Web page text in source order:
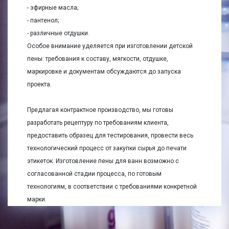
- эфирные масла;
- пантенол;
- различные отдушки.
Особое внимание уделяется при изготовлении детской
пены: требования к составу, мягкости, отдушке,
маркировке и документам обсуждаются до запуска
проекта.
Предлагая контрактное производство, мы готовы
разработать рецептуру по требованиям клиента,
предоставить образец для тестирования, провести весь
технологический процесс от закупки сырья до печати
этикеток. Изготовление пены для ванн возможно с
согласованной стадии процесса, по готовым
технологиям, в соответствии с требованиями конкретной
марки.